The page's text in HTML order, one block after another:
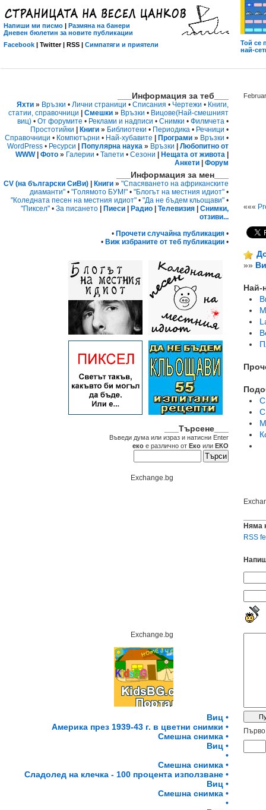
Напиши ми писмо | Размяна на банери
Дневен бюлетин за новите публикации
Facebook | Twitter | RSS | Симпатяги и приятели
Той се
най-
«««
»»
Най-
Няма
RSS
Първо
___Информация за теб___
Яхти » Връзки • Лични страници • Списания • Чертежи • Книги,
статии, справочници
Смешки » Връзки • Вицове(Най-смешният
виц) • От форумите • Реклами и надписи • Снимки • Филмчета •
Простотийки
Книги » Библиотеки • Периодика • Речници •
Справочници • Компютърни • Най-хубавите Програми » Връзки •
WordPress • Ресурси Популярна наука » Връзки
Любопитно от
WWW| Фото » Галерии • Тапети • Сезони Нещата от живота
Анкети
Форум
___Информация за мен___
CV (на български СиВи) Книги » "Спасяването на африканските
диаманти" • "Голямото БУМ!" • "Блогът на местния идиот" •
"Коледната песен на местния идиот" • "Да не бъдем кльощави" •
"Пиксел" • За писането Пиеси Радио Телевизия
Снимки,
отзиви...
• Прочети случайна публикация •
• Виж избраните от теб публикации •
___Търсене___
Въведи дума или израз и натисни Enter
еко е различно от Еко или ЕКО
Exchange.bg
Exchange.bg
Виц •
Америка през 1939-43 г. в цветни снимки •
Смешна снимка •
Виц •
•
Смешна снимка •
Сладолед на клечка - 100 процента използване •
Виц •
Смешна снимка •
•